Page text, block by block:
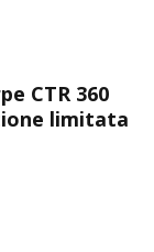
CTR 360
limitata